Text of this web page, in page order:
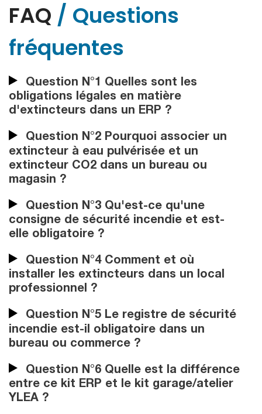
FAQ / Questions
fréquentes
Question N°1 Quelles sont les
obligations légales en matière
d'extincteurs dans un ERP ?
Question N°2 Pourquoi associer un
extincteur à eau pulvérisée et un
extincteur CO2 dans un bureau ou
magasin ?
Question N°3 Qu'est-ce qu'une
consigne de sécurité incendie et est-
elle obligatoire ?
Question N°4 Comment et où
installer les extincteurs dans un local
professionnel ?
Question N°5 Le registre de sécurité
incendie est-il obligatoire dans un
bureau ou commerce ?
Question N°6 Quelle est la différence
entre ce kit ERP et le kit garage/atelier
YLEA ?